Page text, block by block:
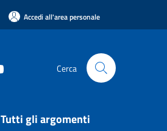
Accedi all'area personale
Cerca
Tutti gli argomenti